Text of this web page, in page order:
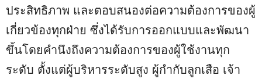
ประสิทธิภาพ และตอบสนองต่อความต้องการของผู้
เกี่ยวข้องทุกฝ่าย ซึ่งได้รับการออกแบบและพัฒนา
ขึ้นโดยคำนึงถึงความต้องการของผู้ใช้งานทุก
ระดับ ตั้งแต่ผู้บริหารระดับสูง ผู้กำกับลูกเสือ เจ้า